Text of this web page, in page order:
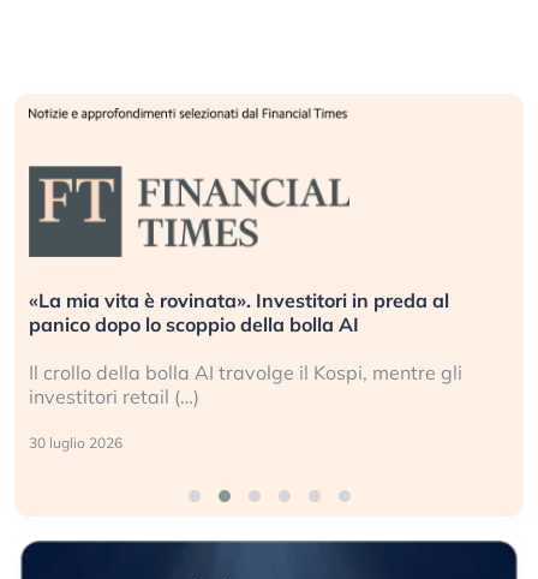
«La mia vita è rovinata». Investitori in preda al
panico dopo lo scoppio della bolla AI
Il crollo della bolla AI travolge il Kospi, mentre gli
investitori retail (…)
30 luglio 2026